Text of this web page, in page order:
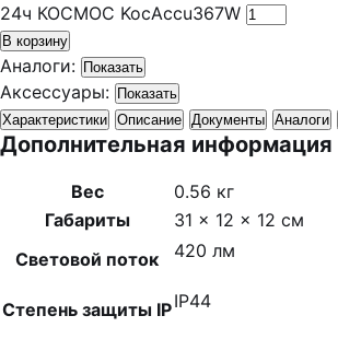
24ч КОСМОС KocAccu367W
В корзину
Аналоги: Показать
Аксессуары: Показать
Характеристики Описание Документы Аналоги
Дополнительная информация
Вес
0.56 кг
Габариты
31 × 12 × 12 см
Световой поток
420 лм
Степень защиты IPIP44